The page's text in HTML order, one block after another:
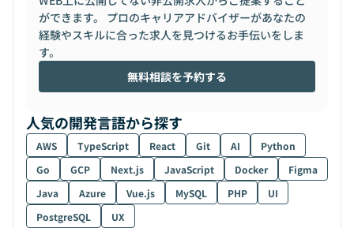
ができます。 プロのキャリアアドバイザーがあなたの
経験やスキルに合った求人を見つけるお手伝いをしま
す。
無料相談を予約する
人気の開発言語から探す
AWS TypeScript React Git AI
Python
Go
GCP Next.js JavaScript Docker
Figma
Java
Azure Vue.js MySQL PHP
UI
PostgreSQL
UX